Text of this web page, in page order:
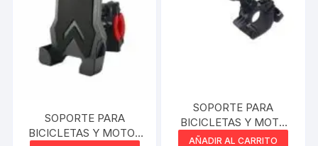
SOPORTE PARA
BICICLETAS Y MOTOS
SOPORTE PARA
BICICLETAS Y MOTO
LETS
AÑADIR AL CARRITO